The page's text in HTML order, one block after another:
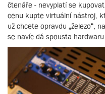
čtenáře - nevyplatí se
cenu kupte virtuální nástroj,
už chcete opravdu „železo“,
se navíc dá spousta